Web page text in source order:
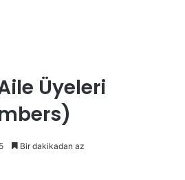
Üyeleri
Bir dakikadan az